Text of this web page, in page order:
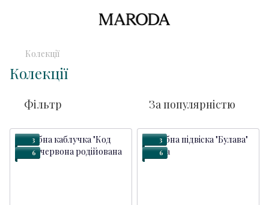
Колекції
Колекції
Фільтр За популярністю
3
6
3
6